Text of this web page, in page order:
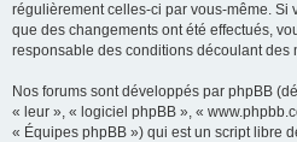
régulièrement celles-ci par vous-même. Si
que des changements ont été effectués,
responsable des conditions découlant des
Nos forums sont développés par phpBB
« leur », « logiciel phpBB », «
« Équipes phpBB ») qui est un script libre